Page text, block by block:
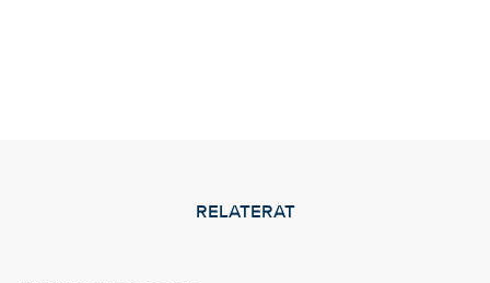
RELATERAT